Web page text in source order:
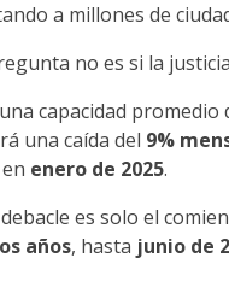
a millones de
no es si la
capacidad promedio
una caída del 9%
en enero de 2025.
es solo el
años, hasta junio de